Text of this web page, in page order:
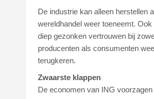
De industrie kan alleen herstellen
wereldhandel weer toeneemt. Ook
diep gezonken vertrouwen bij
producenten als consumenten
terugkeren.
Zwaarste klappen
De economen van ING